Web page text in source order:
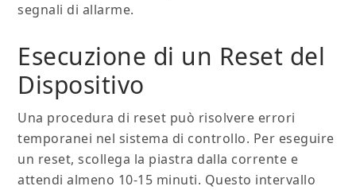
segnali di allarme.
Esecuzione di un Reset del
Dispositivo
Una procedura di reset può risolvere errori
temporanei nel sistema di controllo. Per eseguire
un reset, scollega la piastra dalla corrente e
attendi almeno 10-15 minuti. Questo intervallo